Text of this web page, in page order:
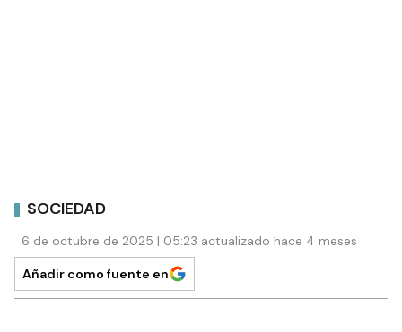
SOCIEDAD
6 de octubre de 2025 | 05:23 actualizado hace 4 meses
Añadir como fuente en